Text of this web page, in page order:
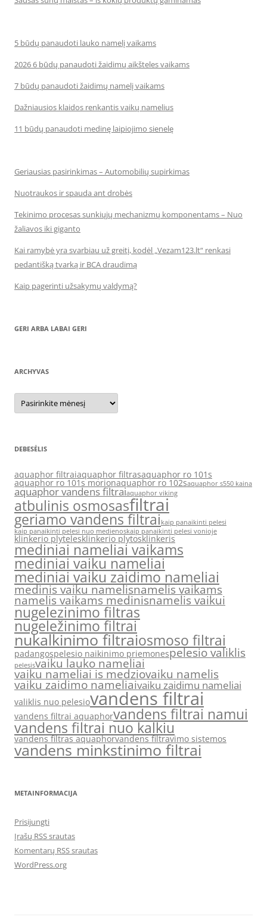
5 būdų panaudoti lauko namelį vaikams
2026 6 būdų panaudoti žaidimų aikšteles vaikams
7 būdų panaudoti žaidimų namelį vaikams
Dažniausios klaidos renkantis vaikų namelius
11 būdų panaudoti medinę laipiojimo sienelę
Geriausias pasirinkimas – Automobilių supirkimas
Nuotraukos ir spauda ant drobės
Tekinimo procesas sunkiųjų mechanizmų komponentams – Nuo
žaliavos iki giganto
Kai ramybė yra svarbiau už greitį, kodėl „Vezam123.lt“ renkasi
pedantišką tvarką ir BCA draudimą
Kaip pagerinti užsakymų valdymą?
GERI ARBA LABAI GERI
ARCHYVAS
Archyvas
DEBESĖLIS
aquaphor filtraiaquaphor filtrasaquaphor ro 101s
aquaphor ro 101s morionaquaphor ro 102saquaphor s550 kaina
aquaphor vandens filtraiaquaphor viking
atbulinis osmosasfiltrai
geriamo vandens filtraikaip panaikinti pelesi
kaip panaikinti pelesi nuo medienoskaip panaikinti pelesi vonioje
klinkerio plytelesklinkerio plytosklinkeris
mediniai nameliai vaikams
mediniai vaiku nameliai
mediniai vaiku zaidimo nameliai
medinis vaiku namelisnamelis vaikams
namelis vaikams medinisnamelis vaikui
nugelezinimo filtras
nugeležinimo filtrai
nukalkinimo filtraiosmoso filtrai
padangospelesio naikinimo priemonespelesio valiklis
pelesisvaiku lauko nameliai
vaiku nameliai is medziovaiku namelis
vaiku zaidimo nameliaivaiku zaidimu nameliai
valiklis nuo pelesiovandens filtrai
vandens filtrai aquaphorvandens filtrai namui
vandens filtrai nuo kalkiu
vandens filtras aquaphorvandens filtravimo sistemos
vandens minkstinimo filtrai
METAINFORMACIJA
Prisijungti
Įrašų RSS srautas
Komentarų RSS srautas
WordPress.org